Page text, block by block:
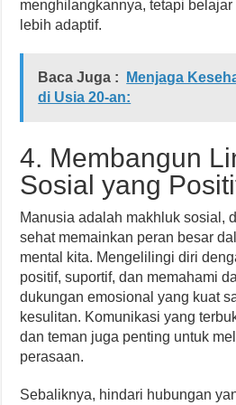
menghilangkannya, tetapi
lebih adaptif.
Baca Juga :
Menjaga
di Usia 20-an:
4. Membangun
Sosial yang
Manusia adalah makhluk sosial,
sehat memainkan peran besar
mental kita. Mengelilingi diri
positif, suportif, dan memahami
dukungan emosional yang kuat
kesulitan. Komunikasi yang
dan teman juga penting untuk
perasaan.
Sebaliknya, hindari hubungan